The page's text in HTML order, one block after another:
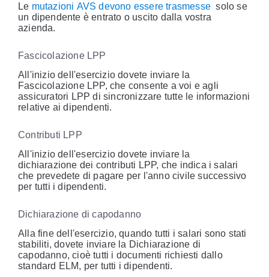
Le mutazioni AVS devono essere trasmessesolo se
un dipendente è entrato o uscito dalla vostra
azienda.
Fascicolazione LPP
All'inizio dell'esercizio dovete inviare la
Fascicolazione LPP, che consente a voi e agli
assicuratori LPP di sincronizzare tutte le informazioni
relative ai dipendenti.
Contributi LPP
All'inizio dell'esercizio dovete inviare la
dichiarazione dei contributi LPP, che indica i salari
che prevedete di pagare per l'anno civile successivo
per tutti i dipendenti.
Dichiarazione di capodanno
Alla fine dell'esercizio, quando tutti i salari sono stati
stabiliti, dovete inviare la Dichiarazione di
capodanno, cioè tutti i documenti richiesti dallo
standard ELM, per tutti i dipendenti.